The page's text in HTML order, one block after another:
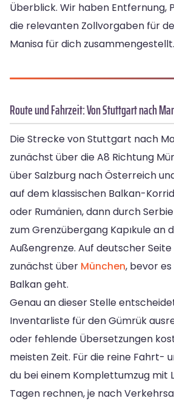
Überblick. Wir haben Entfernung,
die relevanten Zollvorgaben für
Manisa für dich zusammengestellt.
Route und Fahrzeit: Von Stuttgart nach
Die Strecke von Stuttgart nach
zunächst über die A8 Richtung
über Salzburg nach Österreich
auf dem klassischen Balkan-
oder Rumänien, dann durch
zum Grenzübergang Kapıkule an
Außengrenze. Auf deutscher
zunächst über München, bevor
Balkan geht.
Genau an dieser Stelle
Inventarliste für den Gümrük
oder fehlende Übersetzungen
meisten Zeit. Für die reine Fahrt-
du bei einem Komplettumzug mit
Tagen rechnen, je nach